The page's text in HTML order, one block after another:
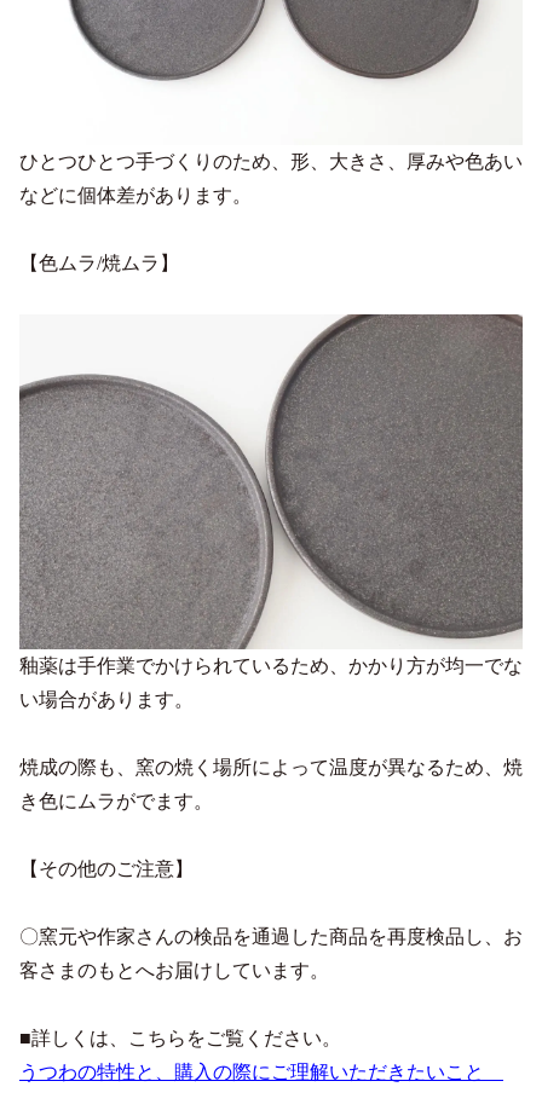
ひとつひとつ手づくりのため、形、大きさ、厚みや色あい
などに個体差があります。
【色ムラ/焼ムラ】
釉薬は手作業でかけられているため、かかり方が均一でな
い場合があります。
焼成の際も、窯の焼く場所によって温度が異なるため、焼
き色にムラがでます。
【その他のご注意】
〇窯元や作家さんの検品を通過した商品を再度検品し、お
客さまのもとへお届けしています。
■詳しくは、こちらをご覧ください。
うつわの特性と、購入の際にご理解いただきたいこと